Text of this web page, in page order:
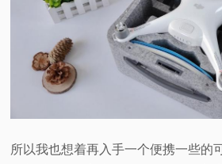
所以我也想着再入手一个便携一些的